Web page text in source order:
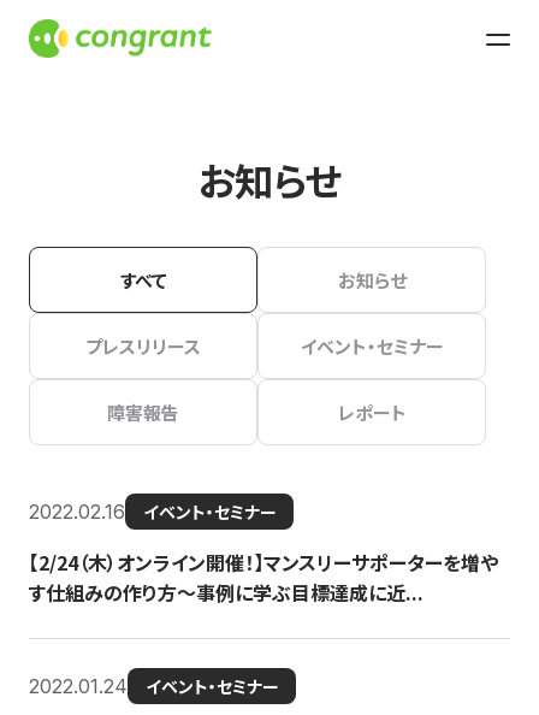
お知らせ
すべて お知らせ
プレスリリース イベント・セミナー
障害報告 レポート
2022.02.16 イベント・セミナー
【2/24（木）オンライン開催！】マンスリーサポーターを増や
す仕組みの作り方〜事例に学ぶ目標達成に近...
2022.01.24 イベント・セミナー